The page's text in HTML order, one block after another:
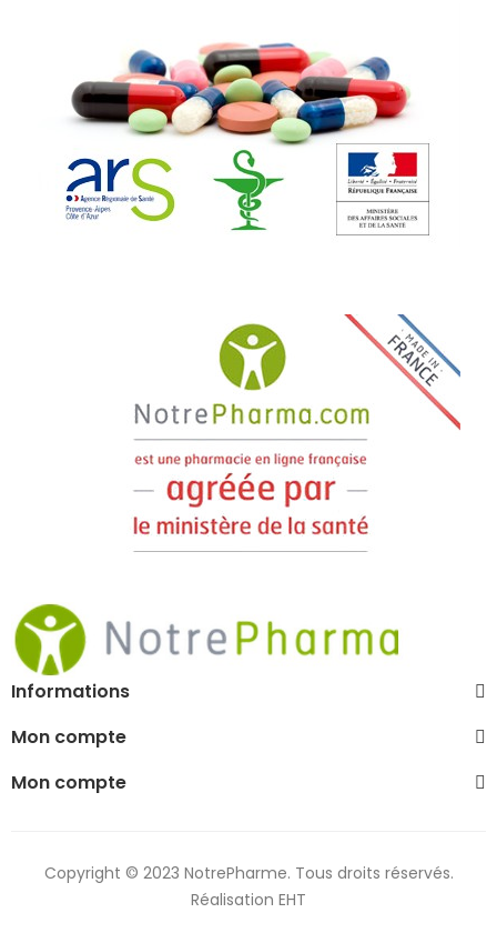
Informations
Mon compte
Mon compte
Copyright © 2023 NotrePharme. Tous droits réservés.
Réalisation EHT